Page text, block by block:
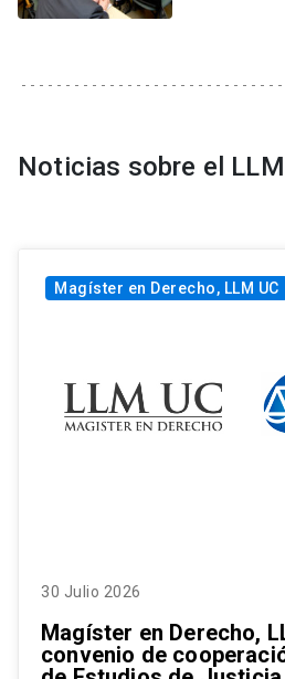
Noticias sobre el LLM
Magíster en Derecho, LLM UC
30 Julio 2026
Magíster en Derecho,
convenio de